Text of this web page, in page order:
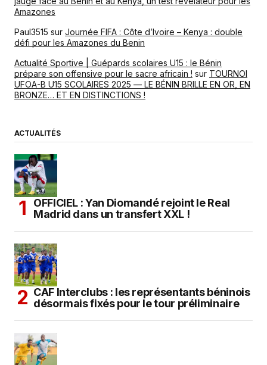
Amazones
Paul3515 sur Journée FIFA : Côte d’Ivoire – Kenya : double
défi pour les Amazones du Benin
Actualité Sportive | Guépards scolaires U15 : le Bénin
prépare son offensive pour le sacre africain ! sur TOURNOI
UFOA-B U15 SCOLAIRES 2025 — LE BÉNIN BRILLE EN OR, EN
BRONZE… ET EN DISTINCTIONS !
ACTUALITÉS
OFFICIEL : Yan Diomandé rejoint le Real
Madrid dans un transfert XXL !
CAF Interclubs : les représentants béninois
désormais fixés pour le tour préliminaire